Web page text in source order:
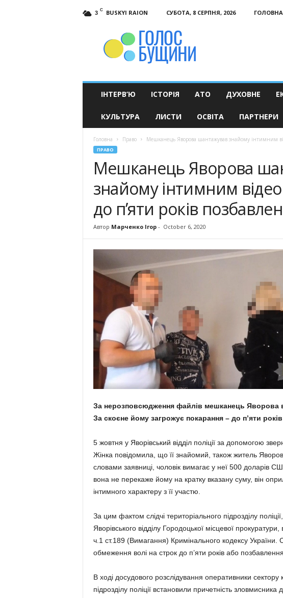
3 C BUSKYI RAION СУБОТА, 8 СЕРПНЯ, 2026 ГОЛОВНА
ІНТЕРВ’Ю ІСТОРІЯ АТО ДУХОВНЕ
КУЛЬТУРА ЛИСТИ ОСВІТА ПАРТНЕРИ
Головна Право Мешканець Яворова шантажував знайому інтимним
ПРАВО
Мешканець Яворова
знайому інтимним
до п’яти років
Автор Марченко Ігор- October 6, 2020
За нерозповсюдження файлів мешканець Яворова
За скоєне йому загрожує покарання – до п’яти
5 жовтня у Яворівський відділ поліції за допомогою
Жінка повідомила, що її знайомий, також житель
словами заявниці, чоловік вимагає у неї 500 доларів
вона не перекаже йому на кратку вказану суму, він
інтимного характеру з її участю.
За цим фактом слідчі територіального підрозділу
Яворівського відділу Городоцької місцевої
ч.1 ст.189 (Вимагання) Кримінального кодексу України.
обмеження волі на строк до п’яти років або
В ході досудового розслідування оперативники сектору
підрозділу поліції встановили причетність